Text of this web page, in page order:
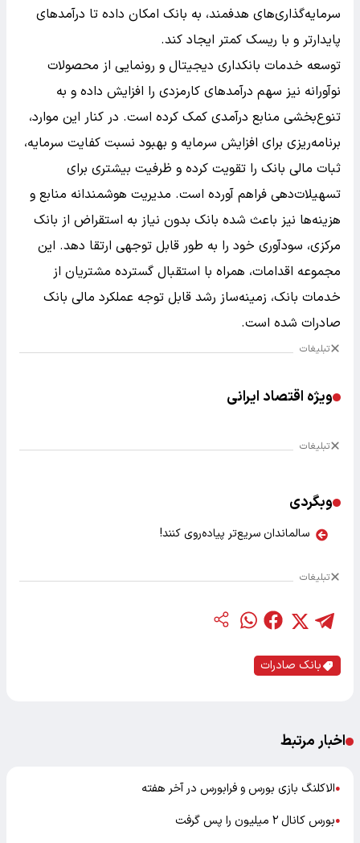
سرمایه‌گذاری‌های هدفمند، به بانک امکان داده تا درآمدهای
پایدارتر و با ریسک کمتر ایجاد کند.
توسعه خدمات بانکداری دیجیتال و رونمایی از محصولات
نوآورانه نیز سهم درآمدهای کارمزدی را افزایش داده و به
تنوع‌بخشی منابع درآمدی کمک کرده است. در کنار این موارد،
برنامه‌ریزی برای افزایش سرمایه و بهبود نسبت کفایت سرمایه،
ثبات مالی بانک را تقویت کرده و ظرفیت بیشتری برای
تسهیلات‌دهی فراهم آورده است. مدیریت هوشمندانه منابع و
هزینه‌ها نیز باعث شده بانک بدون نیاز به استقراض از بانک
مرکزی، سودآوری خود را به طور قابل توجهی ارتقا دهد. این
مجموعه اقدامات، همراه با استقبال گسترده مشتریان از
خدمات بانک، زمینه‌ساز رشد قابل توجه عملکرد مالی بانک
صادرات شده است.
تبلیغات
ویژه اقتصاد ایرانی
تبلیغات
وبگردی
سالماندان سریع‌تر پیاده‌روی کنند!
تبلیغات
بانک صادرات
اخبار مرتبط
●الاکلنگ بازی بورس و فرابورس در آخر هفته
●بورس کانال ۲ میلیون را پس گرفت